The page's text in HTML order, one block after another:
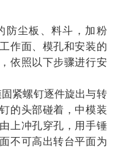
防尘板、料斗，加粉
作面、模孔和安装的
依照以下步骤进行安
紧螺钉逐件旋出与转
的头部碰着，中模装
上冲孔穿孔，用手锤
不可高出转台平面为